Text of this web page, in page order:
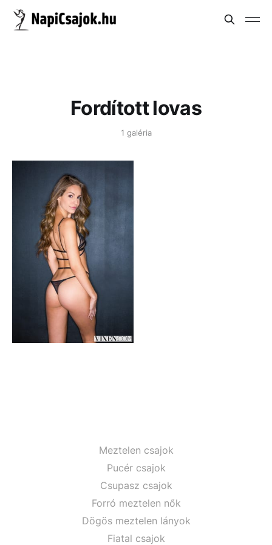
Fordított lovas
1 galéria
Meztelen csajok
Pucér csajok
Csupasz csajok
Forró meztelen nők
Dögös meztelen lányok
Fiatal csajok